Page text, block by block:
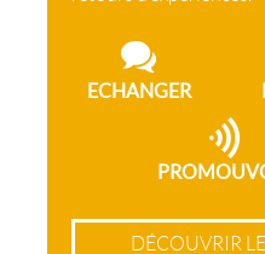
ECHANGER
DÉCOUVRIR